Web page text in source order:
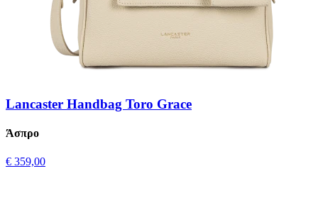
Lancaster Handbag Toro Grace
Άσπρο
€ 359,00